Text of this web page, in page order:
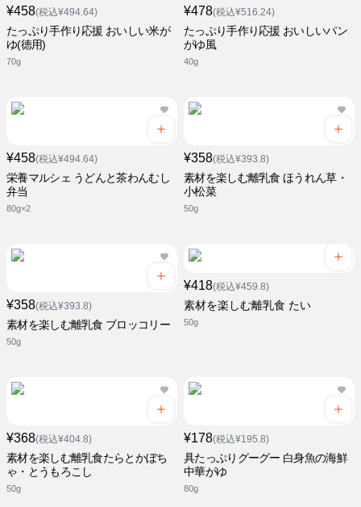
¥458(税込¥494.64)
たっぷり手作り応援 おいしい米が
ゆ(徳用)
70g
¥478(税込¥516.24)
たっぷり手作り応援 おいしいパン
がゆ風
40g
¥458(税込¥494.64)
栄養マルシェ うどんと茶わんむし
弁当
80g×2
¥358(税込¥393.8)
素材を楽しむ離乳食 ほうれん草・
小松菜
50g
¥358(税込¥393.8)
素材を楽しむ離乳食 ブロッコリー
50g
¥418(税込¥459.8)
素材を楽しむ離乳食 たい
50g
¥368(税込¥404.8)
素材を楽しむ離乳食たらとかぼち
ゃ・とうもろこし
50g
¥178(税込¥195.8)
具たっぷりグーグー 白身魚の海鮮
中華がゆ
80g